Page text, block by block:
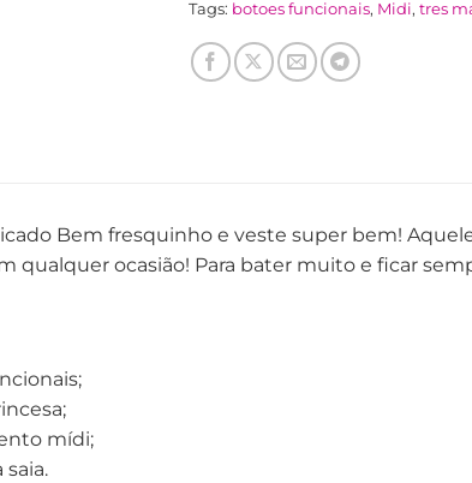
Tags: botoes funcionais, Midi, tres
Bem fresquinho e veste super bem!
qualquer ocasião! Para bater muito e ficar
mídi;
saia.